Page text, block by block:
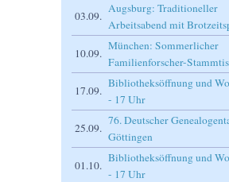
03.09.
Augsburg: Traditioneller
Arbeitsabend mit
10.09.
München: Sommerlicher
Familienforscher-
17.09.
Bibliotheksöffnung und
- 17 Uhr
25.09.
76. Deutscher
Göttingen
01.10.
Bibliotheksöffnung und
- 17 Uhr